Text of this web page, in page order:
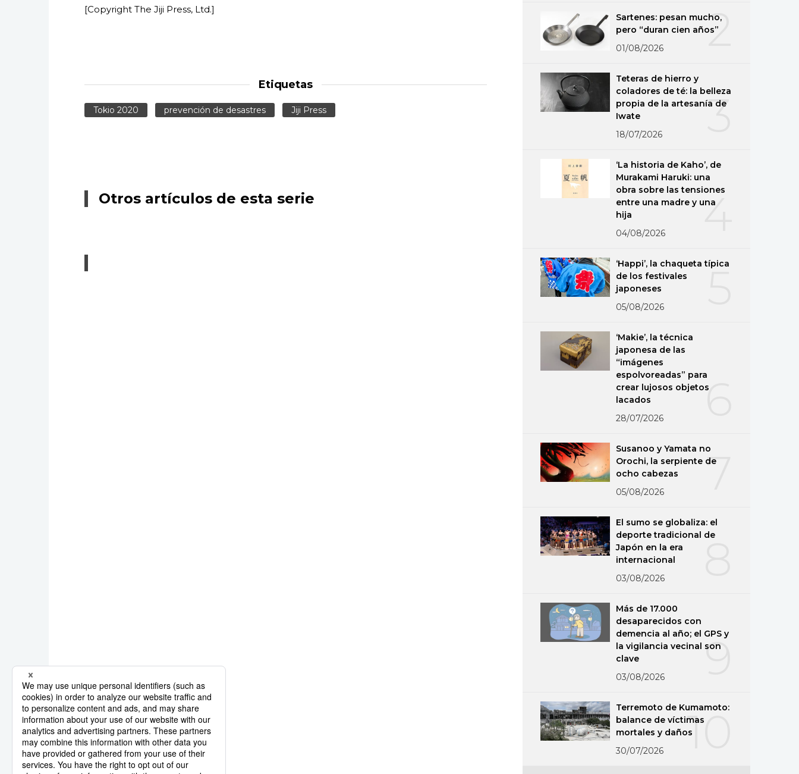
[Copyright The Jiji Press, Ltd.]
Etiquetas
Tokio 2020 prevención de desastres Jiji Press
Otros artículos de esta serie
2
Sartenes: pesan mucho,
pero “duran cien años”
01/08/2026
3
Teteras de hierro y
coladores de té: la belleza
propia de la artesanía de
Iwate
18/07/2026
4
‘La historia de Kaho’, de
Murakami Haruki: una
obra sobre las tensiones
entre una madre y una
hija
04/08/2026
5
‘Happi’, la chaqueta típica
de los festivales
japoneses
05/08/2026
6
‘Makie’, la técnica
japonesa de las
“imágenes
espolvoreadas” para
crear lujosos objetos
lacados
28/07/2026
7
Susanoo y Yamata no
Orochi, la serpiente de
ocho cabezas
05/08/2026
El sumo se globaliza: el
deporte tradicional de
Japón en la era
internacional
03/08/2026
9
Más de 17.000
desaparecidos con
demencia al año; el GPS y
la vigilancia vecinal son
clave
03/08/2026
10
Terremoto de Kumamoto:
balance de víctimas
mortales y daños
30/07/2026